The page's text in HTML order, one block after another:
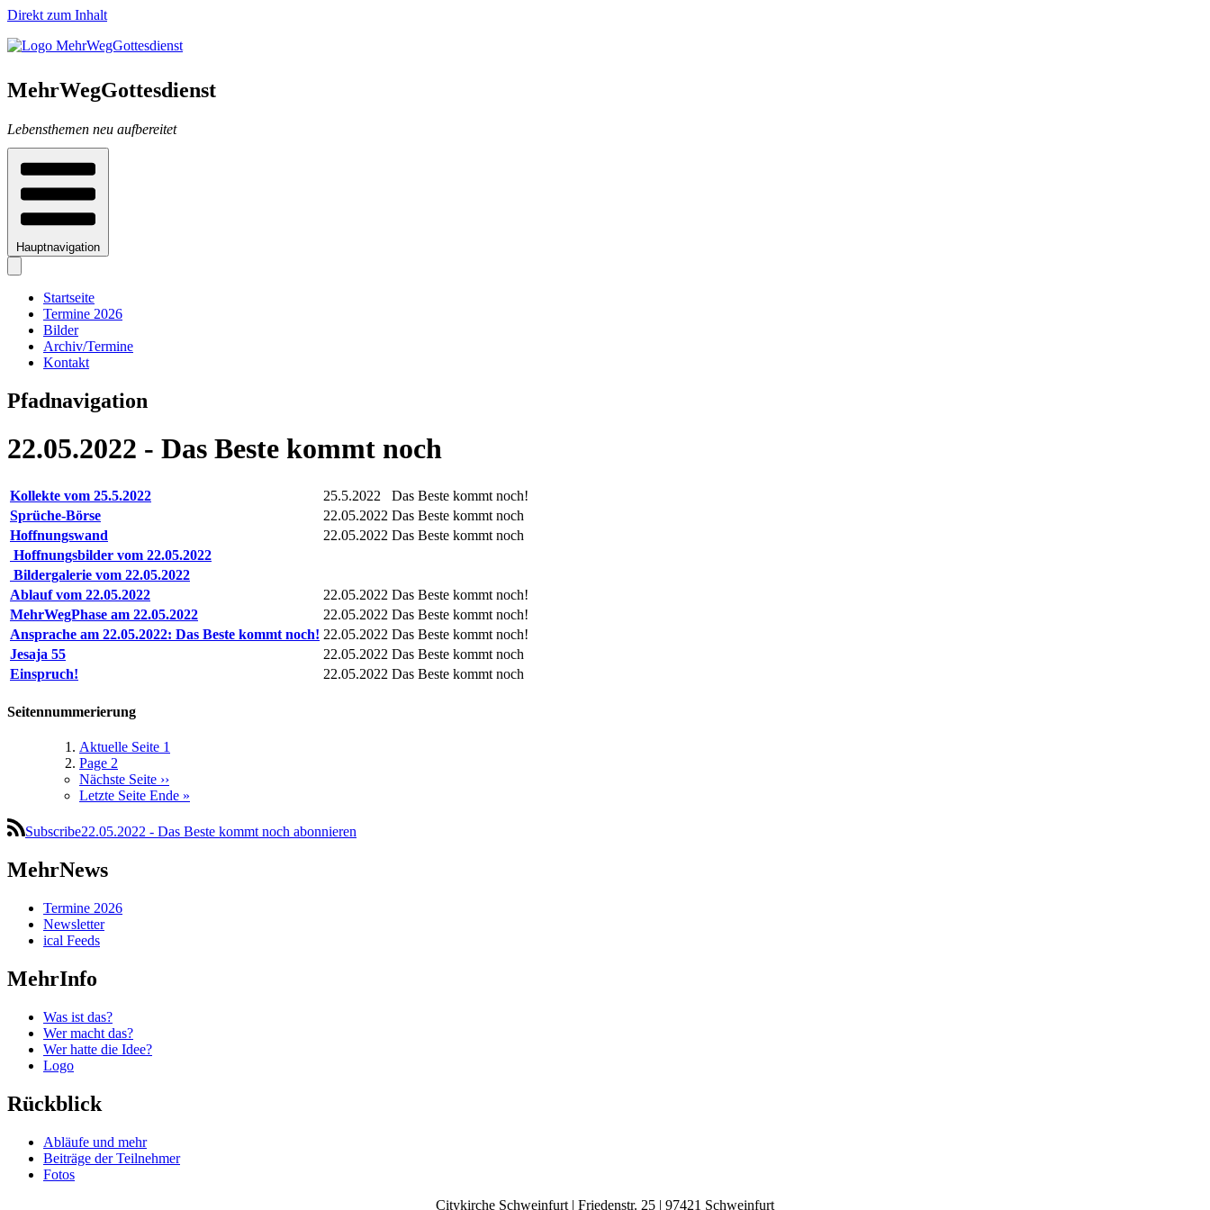
Direkt zum Inhalt
MehrWegGottesdienst
Lebensthemen neu aufbereitet
Hauptnavigation
Startseite
Termine 2026
Bilder
Archiv/Termine
Kontakt
Pfadnavigation
22.05.2022 - Das Beste kommt noch
Kollekte vom 25.5.2022 25.5.2022
Das Beste kommt noch!
Sprüche-Börse
22.05.2022 Das Beste kommt noch
Hoffnungswand
22.05.2022 Das Beste kommt noch
Hoffnungsbilder vom 22.05.2022
Bildergalerie vom 22.05.2022
Ablauf vom 22.05.2022
22.05.2022 Das Beste kommt noch!
MehrWegPhase am 22.05.2022
22.05.2022 Das Beste kommt noch!
Ansprache am 22.05.2022: Das Beste kommt noch! 22.05.2022 Das Beste kommt noch!
Jesaja 55
22.05.2022 Das Beste kommt noch
Einspruch!
22.05.2022 Das Beste kommt noch
Seitennummerierung
Aktuelle Seite 1
Page 2
Nächste Seite ››
Letzte Seite Ende »
Subscribe22.05.2022 - Das Beste kommt noch abonnieren
MehrNews
Termine 2026
Newsletter
ical Feeds
MehrInfo
Was ist das?
Wer macht das?
Wer hatte die Idee?
Logo
Rückblick
Abläufe und mehr
Beiträge der Teilnehmer
Fotos
Citykirche Schweinfurt | Friedenstr. 25 | 97421 Schweinfurt